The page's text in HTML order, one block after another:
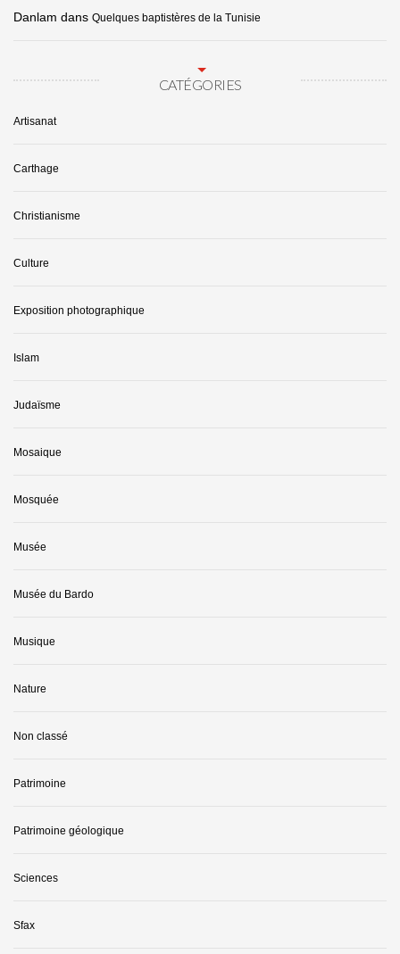
Danlam dans Quelques baptistères de la Tunisie
CATÉGORIES
Artisanat
Carthage
Christianisme
Culture
Exposition photographique
Islam
Judaïsme
Mosaique
Mosquée
Musée
Musée du Bardo
Musique
Nature
Non classé
Patrimoine
Patrimoine géologique
Sciences
Sfax